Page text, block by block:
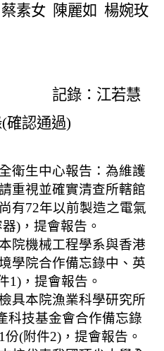
蔡素女 陳麗如 楊婉玫
記錄：江若慧
(確認通過)
衛生中心報告：為維護
重視並確實清查所轄館
有72年以前製造之電氣
)，提會報告。
院機械工程學系與香港
學院合作備忘錄中、英
1)，提會報告。
具本院漁業科學研究所
科技基金會合作備忘錄
1份(附件2)，提會報告。